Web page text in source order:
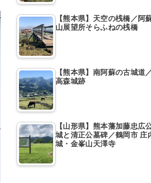
【熊本県】天空の桟橋／阿
山展望所そらふねの桟橋
【熊本県】南阿蘇の古城道
高森城跡
【山形県】熊本藩加藤忠広
城と清正公墓碑／鶴岡市 庄
城・金峯山天澤寺